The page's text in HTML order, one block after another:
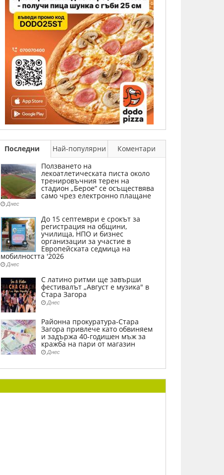
Последни Най-популярни
Коментари
Ползването на
лекоатлетическата писта около
тренировъчния терен на
стадион „Берое“ се осъществява
само чрез електронно плащане
Днес
До 15 септември е срокът за
регистрация на общини,
училища, НПО и бизнес
организации за участие в
Европейската седмица на
мобилността '2026
Днес
С латино ритми ще завърши
фестивалът „Август е музика" в
Стара Загора
Днес
Районна прокуратура-Стара
Загора привлече като обвиняем
и задържа 40-годишен мъж за
кражба на пари от магазин
Днес